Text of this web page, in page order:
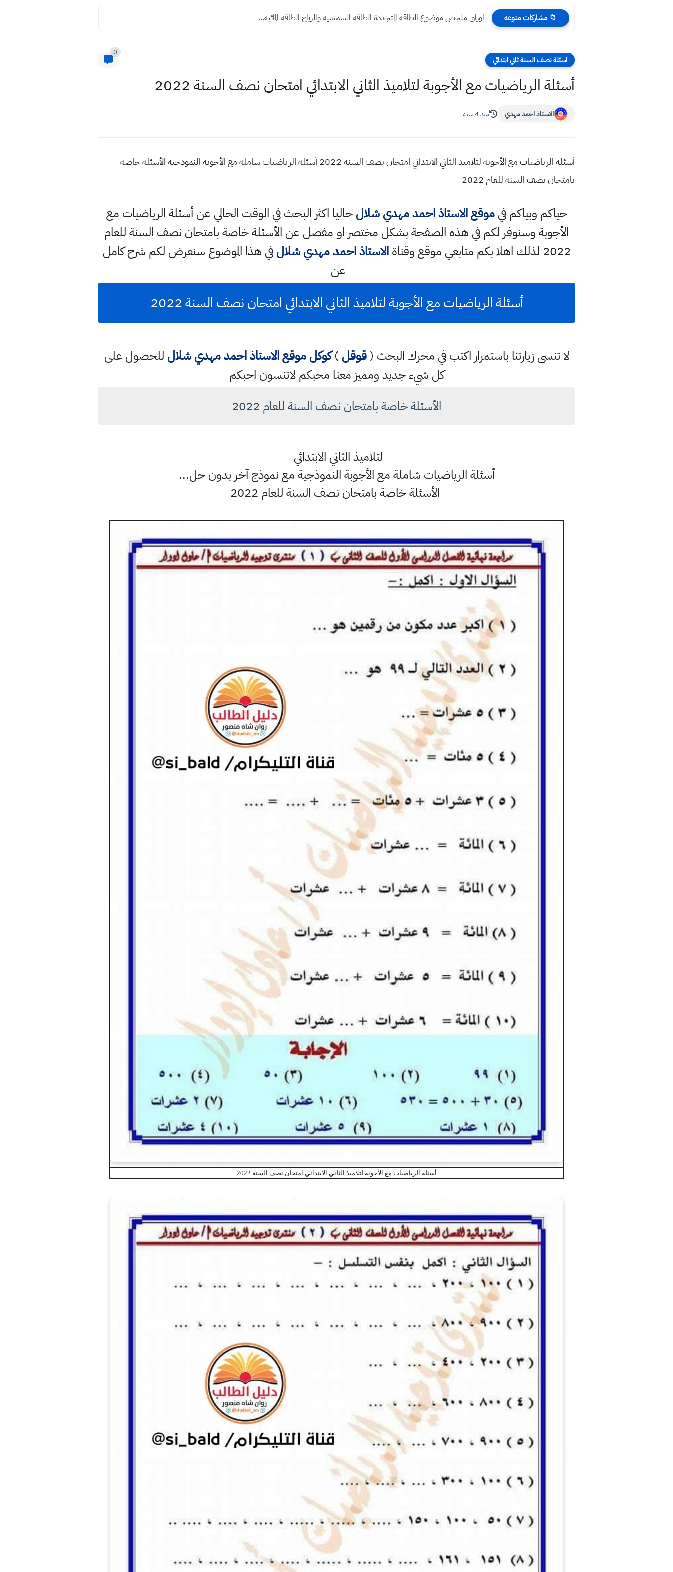
📁 مشاركات منوعه اوراق ملخص موضوع الطاقة المتجددة الطاقة الشمسية والرياح الطاقة المائية...
اسئلة نصف السنة ثاني ابتدائي
0
أسئلة الرياضيات مع الأجوبة لتلاميذ الثاني الابتدائي امتحان نصف السنة 2022
الاستاذ احمد مهدي منذ 4 سنة
أسئلة الرياضيات مع الأجوبة لتلاميذ الثاني الابتدائي امتحان نصف السنة 2022 أسئلة الرياضيات شاملة مع الأجوبة النموذجية الأسئلة خاصة
بامتحان نصف السنة للعام 2022
حياكم وبياكم فيموقع الاستاذ احمد مهدي شلالحاليا اكثر البحث في الوقت الحالي عن أسئلة الرياضيات مع
الأجوبة وسنوفر لكم في هذه الصفحة بشكل مختصر او مفصل عن الأسئلة خاصة بامتحان نصف السنة للعام
2022 لذلك اهلا بكم متابعي موقع وقناة
الاستاذ احمد مهدي شلالفي هذا الموضوع سنعرض لكم شرح كامل
عن
أسئلة الرياضيات مع الأجوبة لتلاميذ الثاني الابتدائي امتحان نصف السنة 2022
لا تنسى زيارتنا باستمرار اكتب في محرك البحث (قوقل)كوكل موقع الاستاذ احمد مهدي شلال للحصول على
كل شيء جديد ومميز معنا محبكم لاتنسون احبكم
الأسئلة خاصة بامتحان نصف السنة للعام 2022
لتلاميذ الثاني الابتدائي
أسئلة الرياضيات شاملة مع الأجوبة النموذجية مع نموذج آخر بدون حل...
الأسئلة خاصة بامتحان نصف السنة للعام 2022
أسئلة الرياضيات مع الأجوبة لتلاميذ الثاني الابتدائي امتحان نصف السنة 2022